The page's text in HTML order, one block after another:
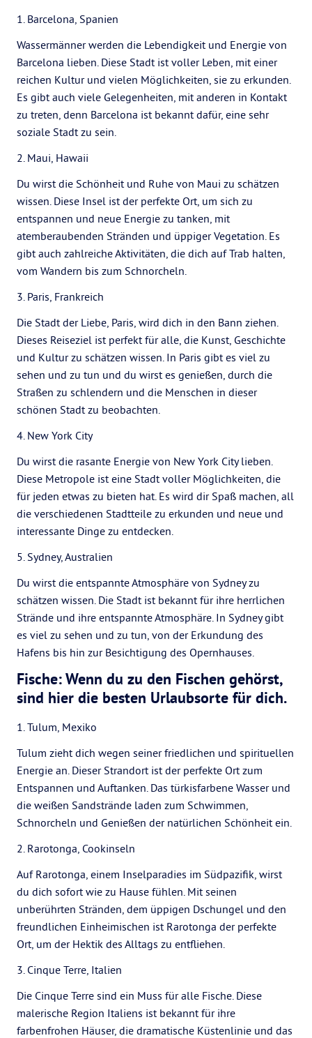
1. Barcelona, Spanien
Wassermänner werden die Lebendigkeit und Energie von
Barcelona lieben. Diese Stadt ist voller Leben, mit einer
reichen Kultur und vielen Möglichkeiten, sie zu erkunden.
Es gibt auch viele Gelegenheiten, mit anderen in Kontakt
zu treten, denn Barcelona ist bekannt dafür, eine sehr
soziale Stadt zu sein.
2. Maui, Hawaii
Du wirst die Schönheit und Ruhe von Maui zu schätzen
wissen. Diese Insel ist der perfekte Ort, um sich zu
entspannen und neue Energie zu tanken, mit
atemberaubenden Stränden und üppiger Vegetation. Es
gibt auch zahlreiche Aktivitäten, die dich auf Trab halten,
vom Wandern bis zum Schnorcheln.
3. Paris, Frankreich
Die Stadt der Liebe, Paris, wird dich in den Bann ziehen.
Dieses Reiseziel ist perfekt für alle, die Kunst, Geschichte
und Kultur zu schätzen wissen. In Paris gibt es viel zu
sehen und zu tun und du wirst es genießen, durch die
Straßen zu schlendern und die Menschen in dieser
schönen Stadt zu beobachten.
4. New York City
Du wirst die rasante Energie von New York City lieben.
Diese Metropole ist eine Stadt voller Möglichkeiten, die
für jeden etwas zu bieten hat. Es wird dir Spaß machen, all
die verschiedenen Stadtteile zu erkunden und neue und
interessante Dinge zu entdecken.
5. Sydney, Australien
Du wirst die entspannte Atmosphäre von Sydney zu
schätzen wissen. Die Stadt ist bekannt für ihre herrlichen
Strände und ihre entspannte Atmosphäre. In Sydney gibt
es viel zu sehen und zu tun, von der Erkundung des
Hafens bis hin zur Besichtigung des Opernhauses.
Fische: Wenn du zu den Fischen gehörst,
sind hier die besten Urlaubsorte für dich.
1. Tulum, Mexiko
Tulum zieht dich wegen seiner friedlichen und spirituellen
Energie an. Dieser Strandort ist der perfekte Ort zum
Entspannen und Auftanken. Das türkisfarbene Wasser und
die weißen Sandstrände laden zum Schwimmen,
Schnorcheln und Genießen der natürlichen Schönheit ein.
2. Rarotonga, Cookinseln
Auf Rarotonga, einem Inselparadies im Südpazifik, wirst
du dich sofort wie zu Hause fühlen. Mit seinen
unberührten Stränden, dem üppigen Dschungel und den
freundlichen Einheimischen ist Rarotonga der perfekte
Ort, um der Hektik des Alltags zu entfliehen.
3. Cinque Terre, Italien
Die Cinque Terre sind ein Muss für alle Fische. Diese
malerische Region Italiens ist bekannt für ihre
farbenfrohen Häuser, die dramatische Küstenlinie und das